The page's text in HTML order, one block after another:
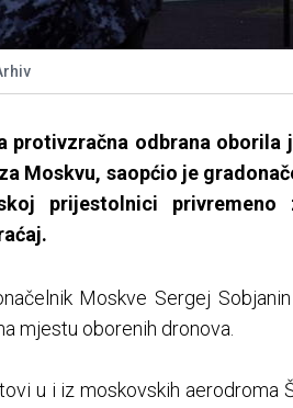
protivzračna odbrana
Moskvu, saopćio je
prijestolnici
Moskve Sergej
mjestu oborenih dronova.
u i iz moskovskih aerodroma